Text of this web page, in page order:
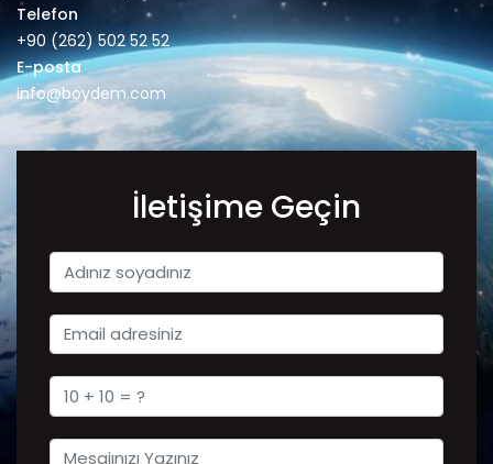
Telefon
+90 (262) 502 52 52
E-posta
info@boydem.com
İletişime Geçin